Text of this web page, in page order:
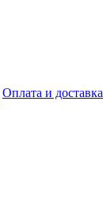
Оплата и доставка